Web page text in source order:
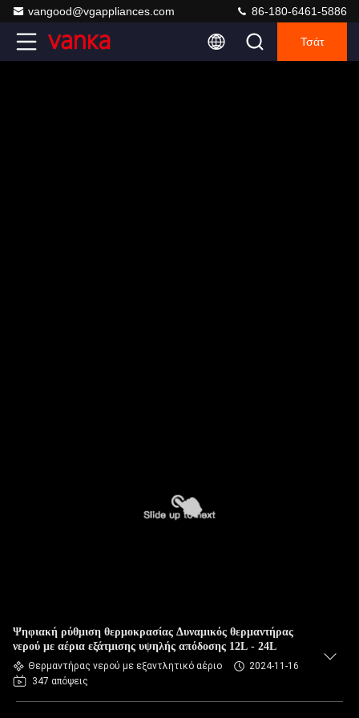
vangood@vgappliances.com 86-180-6461-5886
Τσάτ
Ψηφιακή ρύθμιση θερμοκρασίας Δυναμικός θερμαντήρας
νερού με αέρια εξάτμισης υψηλής απόδοσης 12L - 24L
Θερμαντήρας νερού με εξαντλητικό αέριο
2024-11-16
347 απόψεις